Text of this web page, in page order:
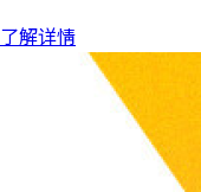
了解详情